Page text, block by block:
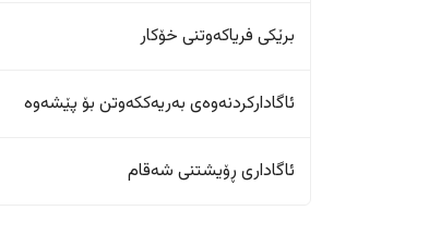
برێکی فریاکەوتنی خۆکار
ئاگادارکردنەوەی بەریەککەوتن بۆ پێشەوە
ئاگاداری ڕۆیشتنی شەقام